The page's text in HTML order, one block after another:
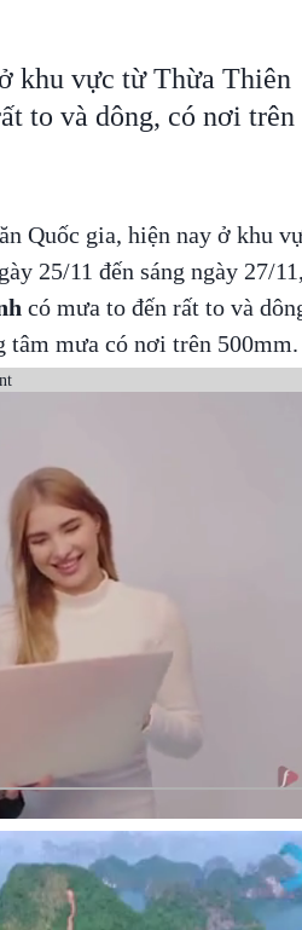
khu vực từ Thừa Thiên
to và dông, có nơi trên
Quốc gia, hiện nay ở khu
25/11 đến sáng ngày 27/
có mưa to đến rất to và
mưa có nơi trên 500mm.